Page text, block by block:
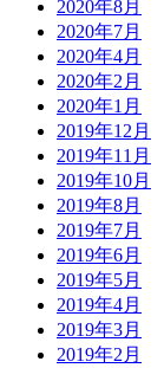
2020年8月
2020年7月
2020年4月
2020年2月
2020年1月
2019年12月
2019年11月
2019年10月
2019年8月
2019年7月
2019年6月
2019年5月
2019年4月
2019年3月
2019年2月